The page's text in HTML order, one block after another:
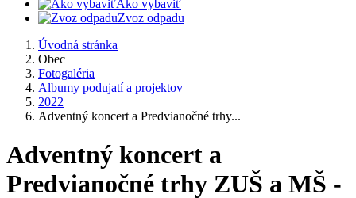
Ako vybaviť
Zvoz odpadu
Úvodná stránka
Obec
Fotogaléria
Albumy podujatí a projektov
2022
Adventný koncert a Predvianočné trhy...
Adventný koncert a
Predvianočné trhy ZUŠ a MŠ -